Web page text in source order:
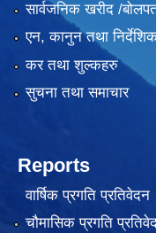
सार्वजनिक खरीद /
एन, कानुन तथा
कर तथा शुल्कहरु
सुचना तथा समाचार
Reports
वार्षिक प्रगति प्रतिवेदन
चौमासिक प्रगति